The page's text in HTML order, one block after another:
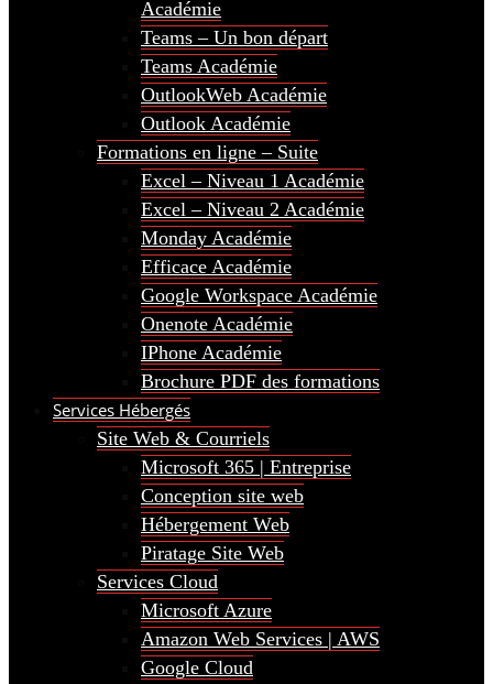
Académie
Teams – Un bon départ
Teams Académie
OutlookWeb Académie
Outlook Académie
Formations en ligne – Suite
Excel – Niveau 1 Académie
Excel – Niveau 2 Académie
Monday Académie
Efficace Académie
Google Workspace Académie
Onenote Académie
IPhone Académie
Brochure PDF des formations
Services Hébergés
Site Web & Courriels
Microsoft 365 | Entreprise
Conception site web
Hébergement Web
Piratage Site Web
Services Cloud
Microsoft Azure
Amazon Web Services | AWS
Google Cloud